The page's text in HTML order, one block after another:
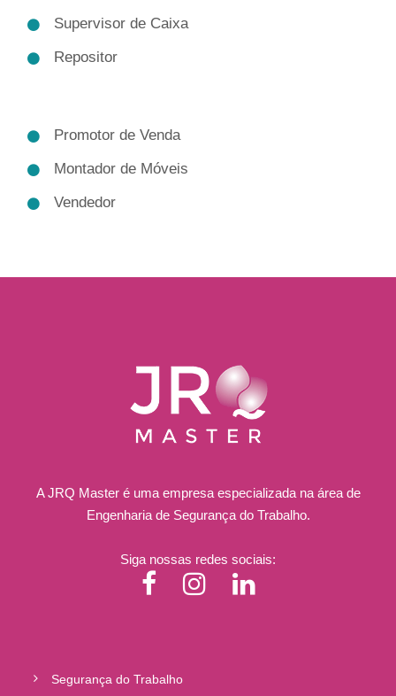
Supervisor de Caixa
Repositor
Promotor de Venda
Montador de Móveis
Vendedor
A JRQ Master é uma empresa especializada na área de
Engenharia de Segurança do Trabalho.
Siga nossas redes sociais:
Segurança do Trabalho